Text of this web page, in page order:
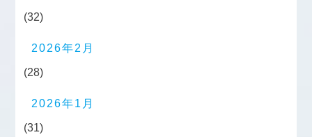
(32)
2026年2月
(28)
2026年1月
(31)